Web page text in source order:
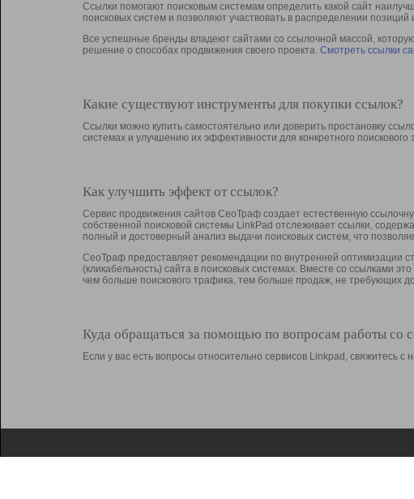
Ссылки помогают поисковым системам определить какой сайт
поисковых систем и позволяют участвовать в раcпределении позиций
Все успешные бренды владеют сайтами со ссылочной массой,
решение о способах продвижения своего проекта. Смотреть ссылки
Какие существуют инструменты для покупки ссылок?
Ссылки можно купить самостоятельно или доверить простановку
системах и улучшению их эффективности для конкретного поискового
Как улучшить эффект от ссылок?
Сервис продвижения сайтов СеоТраф создает естественную
собственной поисковой системы LinkPad отслеживает ссылки,
полный и достоверный анализ выдачи поисковых систем, что
СеоТраф предоставляет рекомендации по внутренней оптимизации
(кликабельность) сайта в поисковых системах. Вместе со ссылками
чем больше поискового трафика, тем больше продаж, не требующих
Куда обращаться за помощью по вопросам работы со
Если у вас есть вопросы относительно сервисов Linkpad,